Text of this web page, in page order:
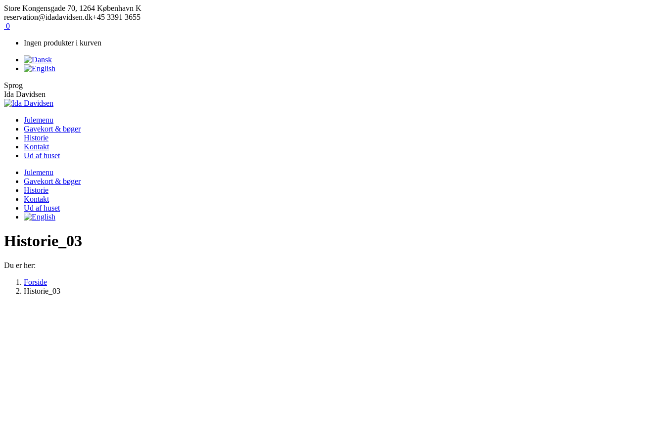
Skip
to
content
Facebook
Instagram
Store Kongensgade 70, 1264 København K
reservation@idadavidsen.dk+45 3391 3655
0
Ingen produkter i kurven
Sprog
Ida Davidsen
Julemenu
Gavekort & bøger
Historie
Kontakt
Ud af huset
Julemenu
Gavekort & bøger
Historie
Kontakt
Ud af huset
Historie_03
Du er her:
Forside
Historie_03